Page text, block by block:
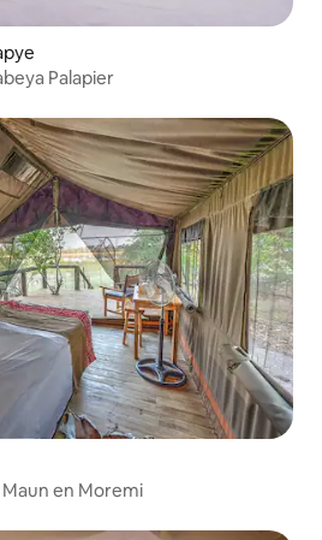
Palapier
en Moremi